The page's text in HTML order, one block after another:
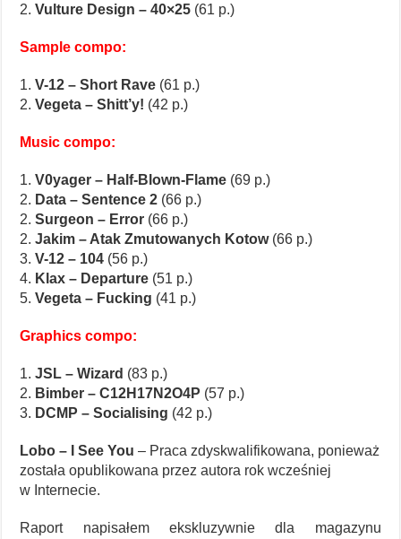
2.Vulture Design – 40×25 (61 p.)
Sample compo:
1.V-12 – Short Rave (61 p.)
2.Vegeta – Shitt’y! (42 p.)
Music compo:
1.V0yager – Half-Blown-Flame (69 p.)
2. Data – Sentence 2 (66 p.)
2.Surgeon – Error (66 p.)
2.Jakim – Atak Zmutowanych Kotow(66 p.)
3.V-12 – 104 (56 p.)
4. Klax – Departure (51 p.)
5.Vegeta – Fucking (41 p.)
Graphics compo:
1.JSL – Wizard (83 p.)
2. Bimber – C12H17N2O4P (57 p.)
3. DCMP – Socialising (42 p.)
Lobo – I See You – Praca zdyskwalifikowana, ponieważ
została opublikowana przez autora rok wcześniej
w Internecie.
Raport napisałem ekskluzywnie dla magazynu